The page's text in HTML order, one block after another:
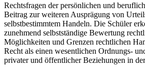
Rechtsfragen der persönlichen und
Beitrag zur weiteren Ausprägung von
selbstbestimmtem Handeln. Die Schüler
zunehmend selbstständige Bewertung
Möglichkeiten und Grenzen rechtlichen
Recht als einen wesentlichen Ordnungs-
privater und öffentlicher Beziehungen in